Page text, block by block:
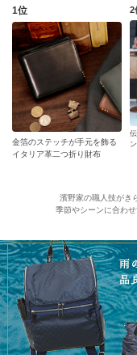
【最新作】老舗バッグ職人が
Oriana（オリアーナ）より、
【最新作】きっと、100年前
ルマイン）より、新色「アン
【最新作】《人気No.1黄金比
袖ウォレット”Mietia Wallet
トネイビー」登場（2026.1.8
【特集】卒業式・入学式バ
【特集】2026年春財布の特
【最新作】360度好印象を叶
気カラー「パレスブラック」
【最新作】扉のように、印象
(ポルタ)登場（2025.12.16）
1位
金箔のステッチが手元を飾る
イタリア革二つ折り財布
2
濱野家の職人技がき
季節やシーンに合わ